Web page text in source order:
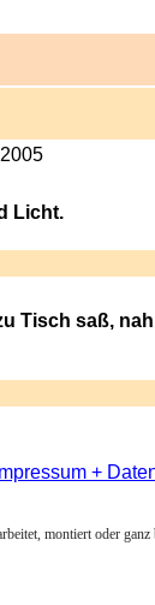
Licht.
Tisch saß,
Impressum +
montiert oder